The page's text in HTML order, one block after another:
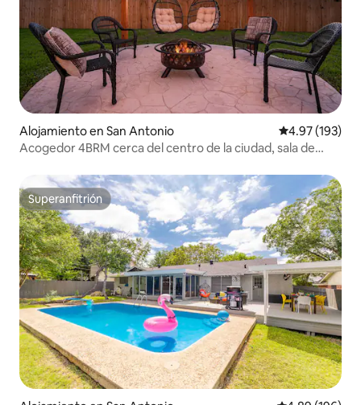
Alojamiento en San Antonio Calificación
4.97 (193)
Acogedor 4BRM cerca del centro de la ciudad, sala de
Superanfitrión
Superanfitrión